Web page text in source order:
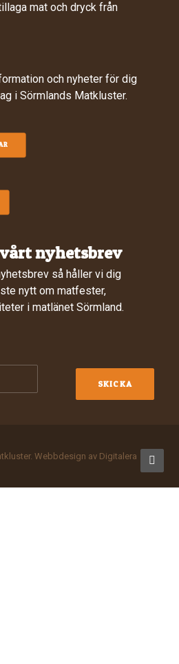
mat och dryck från
och nyheter för dig
i Sörmlands Matkluster.
nyhetsbrev
så håller vi dig
nytt om matfester,
i matlänet Sörmland.
Webbdesign av Digitalera